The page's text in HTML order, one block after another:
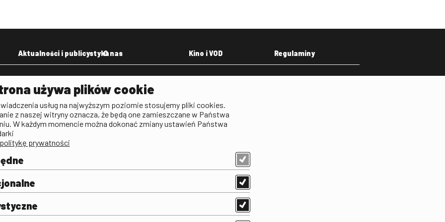
i
Aktualności i publicystyka
Aktualności
Publicystyka filmowa
O nas
Deklaracja dostępności
Polityka antykorupcyjna
Praca w FINA
Kino i VOD Regulaminy
używa plików cookie
usług na najwyższym poziomie stosujemy pliki cookies.
z naszej witryny oznacza, że będą one zamieszczane w Państwa
W każdym momencie można dokonać zmiany ustawień Państwa
prywatności